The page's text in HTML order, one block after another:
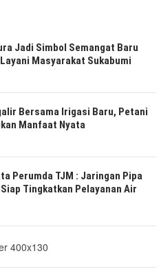
Jadi Simbol Semangat Baru
Masyarakat Sukabumi
Bersama Irigasi Baru, Petani
Manfaat Nyata
Perumda TJM : Jaringan Pipa
Tingkatkan Pelayanan Air